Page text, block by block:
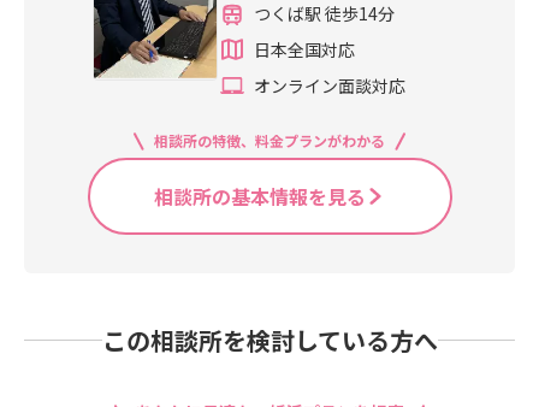
つくば駅 徒歩14分
日本全国対応
オンライン面談対応
相談所の特徴、料金プランがわかる
相談所の基本情報を見る
この相談所を検討している方へ